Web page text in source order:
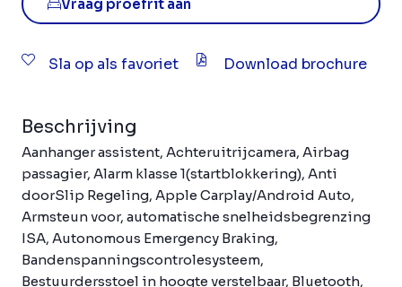
Vraag proefrit aan
Sla op als favoriet Download brochure
Beschrijving
Aanhanger assistent, Achteruitrijcamera, Airbag
passagier, Alarm klasse 1(startblokkering), Anti
doorSlip Regeling, Apple Carplay/Android Auto,
Armsteun voor, automatische snelheidsbegrenzing
ISA, Autonomous Emergency Braking,
Bandenspanningscontrolesysteem,
Bestuurdersstoel in hoogte verstelbaar, Bluetooth,